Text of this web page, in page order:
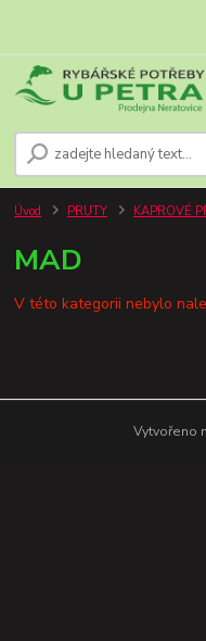
Úvod PRUTY KAPROVÉ
MAD
V této kategorii nebylo
Vytvořeno